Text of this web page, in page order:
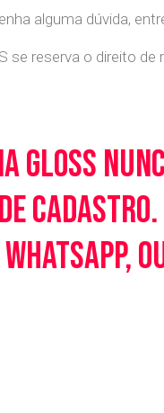
alguma dúvida,
se reserva o direito
Gloss